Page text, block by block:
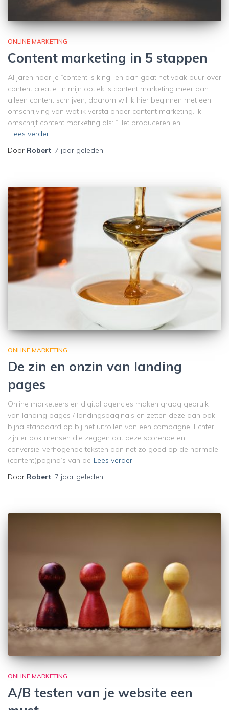
ONLINE MARKETING
Content marketing in 5 stappen
Al jaren hoor je “content is king” en dan gaat het vaak puur over
content creatie. In mijn optiek is content marketing meer dan
alleen content schrijven, daarom wil ik hier beginnen met een
omschrijving van wat ik versta onder content marketing. Ik
omschrijf content marketing als: “Het produceren en
Lees verder
Door Robert, 7 jaar geleden
ONLINE MARKETING
De zin en onzin van landing
pages
Online marketeers en digital agencies maken graag gebruik
van landing pages / landingspagina’s en zetten deze dan ook
bijna standaard op bij het uitrollen van een campagne. Echter
zijn er ook mensen die zeggen dat deze scorende en
conversie-verhogende teksten dan net zo goed op de normale
(content)pagina’s van de Lees verder
Door Robert, 7 jaar geleden
ONLINE MARKETING
A/B testen van je website een